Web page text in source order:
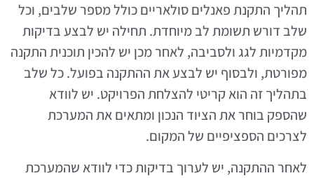
תהליך התקנת פאנלים סולאריים כולל מספר שלבים, וכל
שלב דורש תשומת לב מיוחדת. תחילה יש לבצע בדיקות
מקדמיות לגג ולסביבה, לאחר מכן יש להכין תוכנית התקנה
מפורטת, ולבסוף יש לבצע את ההתקנה בפועל. כל שלב
בתהליך זה הוא קריטי להצלחת הפרויקט. יש לוודא
שהספק בוחר את הציוד הנכון ומתאים את המערכת
לצרכים הספציפיים של המקום.
לאחר ההתקנה, יש לערוך בדיקות כדי לוודא שהמערכת